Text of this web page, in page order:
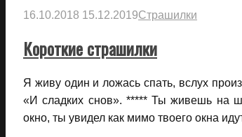
16.10.2018 15.12.2019Страшилки
Короткие страшилки
Я живу один и ложась спать, вслух
«И сладких снов». ***** Ты живешь на
окно, ты увидел как мимо твоего окна